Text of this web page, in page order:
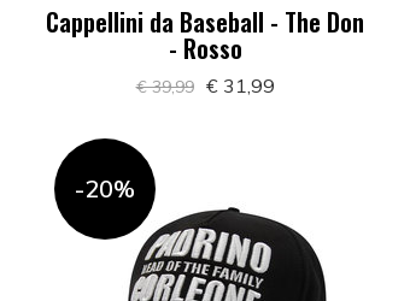
Cappellini da Baseball - The Don
- Rosso
€ 39,99 € 31,99
-20%